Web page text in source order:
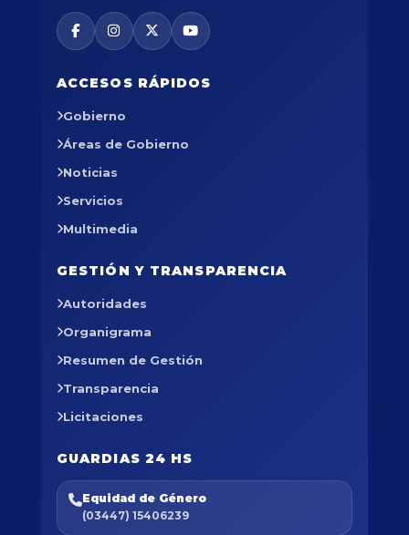
ACCESOS RÁPIDOS
Gobierno
Áreas de Gobierno
Noticias
Servicios
Multimedia
GESTIÓN Y TRANSPARENCIA
Autoridades
Organigrama
Resumen de Gestión
Transparencia
Licitaciones
GUARDIAS 24 HS
Equidad de Género
(03447) 15406239